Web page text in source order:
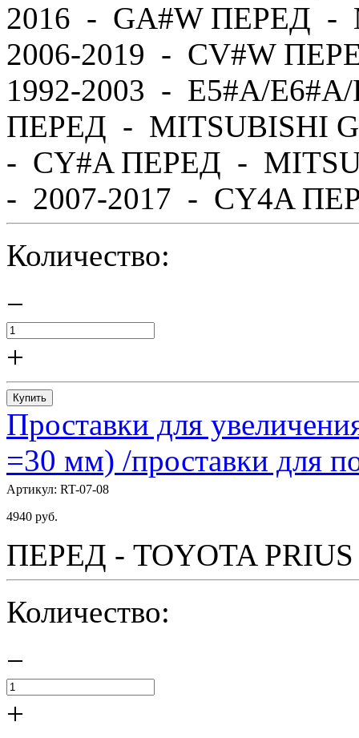
2016 - GA#W ПЕРЕД -
2006-2019 - CV#W
1992-2003 - E5#A/
ПЕРЕД - MITSUBISHI
- CY#A ПЕРЕД -
- 2007-2017 - CY4A
Количество:
−
+
Купить
Проставки для
=30 мм) /проставки для
Артикул: RT-07-08
4940 руб.
ПЕРЕД - TOYOTA PRIUS
Количество:
−
+